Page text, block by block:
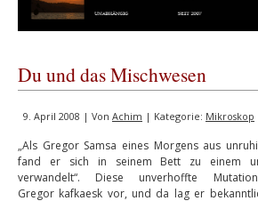
Du und das Mischwesen
9. April 2008 | Von Achim | Kategorie: Mikroskop
„Als Gregor Samsa eines Morgens aus
fand er sich in seinem Bett zu einem
verwandelt“. Diese unverhoffte
Gregor kafkaesk vor, und da lag er